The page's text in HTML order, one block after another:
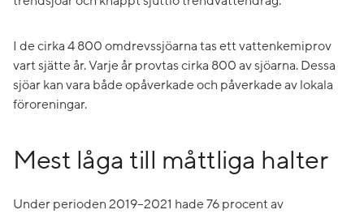
I de cirka 4 800 omdrevssjöarna tas ett vattenkemiprov
vart sjätte år. Varje år provtas cirka 800 av sjöarna. Dessa
sjöar kan vara både opåverkade och påverkade av lokala
föroreningar.
Mest låga till måttliga halter
Under perioden 2019–2021 hade 76 procent av